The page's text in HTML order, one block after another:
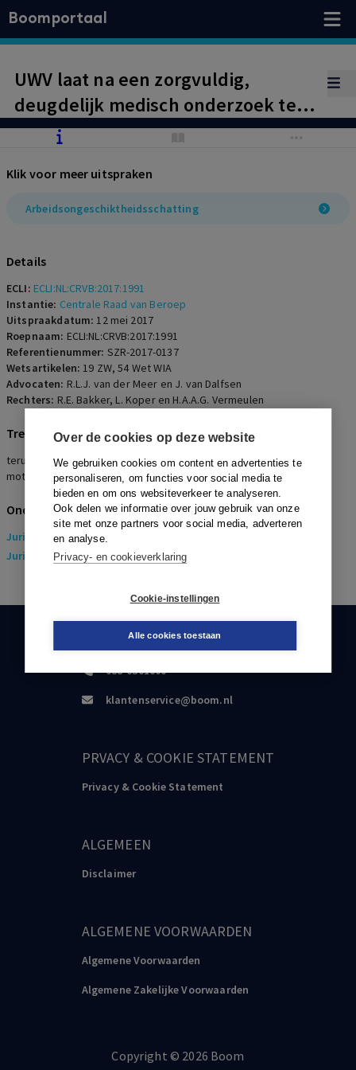
Over de cookies op deze website
We gebruiken cookies om content en advertenties te
personaliseren, om functies voor social media te
bieden en om ons websiteverkeer te analyseren.
Ook delen we informatie over jouw gebruik van onze
site met onze partners voor social media, adverteren
en analyse.
Privacy- en cookieverklaring
Cookie-instellingen
Alle cookies toestaan
Boomportaal
UWV laat na een zorgvuldig,
deugdelijk medisch onderzoek te
verrichten naar de (laattijdige)
kracht door werknemer en heeft
onvoldoende oog voor de gevolgen
Klik voor meer uitspraken
Arbeidsongeschiktheidsschatting
Details
ECLI: ECLI:NL:CRVB:2017:1991
Instantie: Centrale Raad van Beroep
Uitspraakdatum:12 mei 2017
Roepnaam: ECLI:NL:CRVB:2017:1991
Referentienummer: SZR-2017-0137
Wetsartikelen:19 ZW,54 Wet WIA
Advocaten: R.L.J. van der Meer en J. van Dalfsen
Rechters: R.E. Bakker, L. Koper en H.A.A.G. Vermeulen
Trefwoorden
terugwerkende kracht, belangen werkgever, ziekmelding, herstel,
motiveringsgebrek, geen deugdelijk medisch onderzoek
Onderwerpen
Juridisch> Arbeidsrecht
Juridisch > Sociaal Zekerheidsrecht
KLANTENSERVICE
088-0301000
klantenservice@boom.nl
PRVACY & COOKIE STATEMENT
Privacy & Cookie Statement
ALGEMEEN
Disclaimer
ALGEMENE VOORWAARDEN
Algemene Voorwaarden
Algemene Zakelijke Voorwaarden
Copyright ©️ 2026 Boom